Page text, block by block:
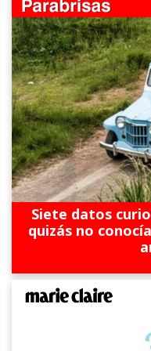
Siete datos
quizás no